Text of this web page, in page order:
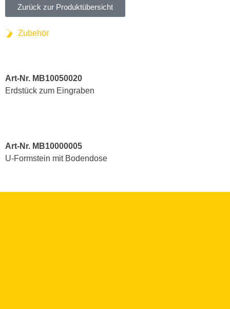
Zurück zur Produktübersicht
Zubehör
Art-Nr. MB10050020
Erdstück zum Eingraben
Art-Nr. MB10000005
U-Formstein mit Bodendose